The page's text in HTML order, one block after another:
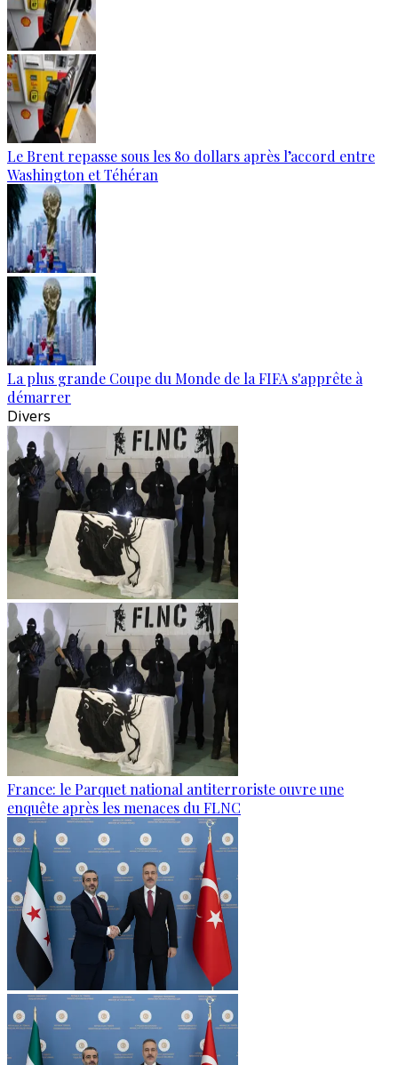
Le Brent repasse sous les 80 dollars après l’accord entre
Washington et Téhéran
La plus grande Coupe du Monde de la FIFA s'apprête à
démarrer
Divers
France: le Parquet national antiterroriste ouvre une
enquête après les menaces du FLNC